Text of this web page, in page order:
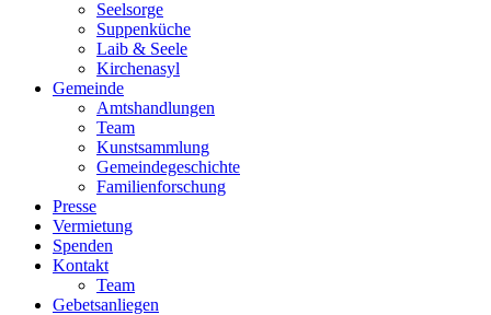
Seelsorge
Suppenküche
Laib & Seele
Kirchenasyl
Gemeinde
Amtshandlungen
Team
Kunstsammlung
Gemeindegeschichte
Familienforschung
Presse
Vermietung
Spenden
Kontakt
Team
Gebetsanliegen